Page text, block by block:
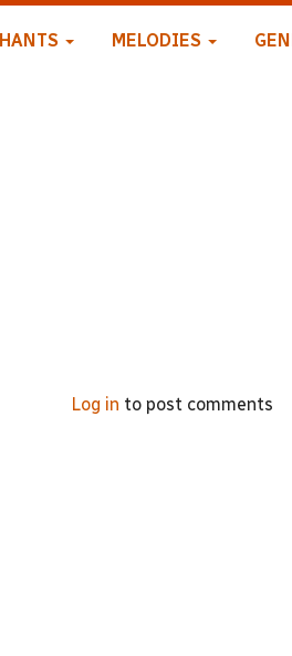
MELODIES
Log in to post comments